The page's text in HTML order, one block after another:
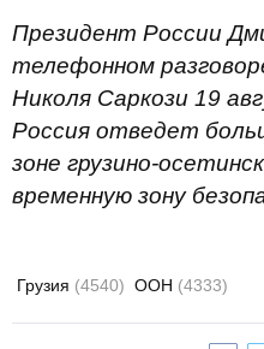
Президент России
телефонном
Николя Саркози 19
Россия отведет
зоне грузино-
временную зону
Грузия (4540) ООН (4333)